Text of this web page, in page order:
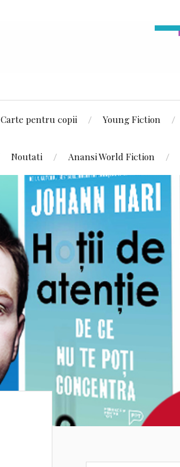
Carte pentru copii Young Fiction
Noutati Anansi World Fiction